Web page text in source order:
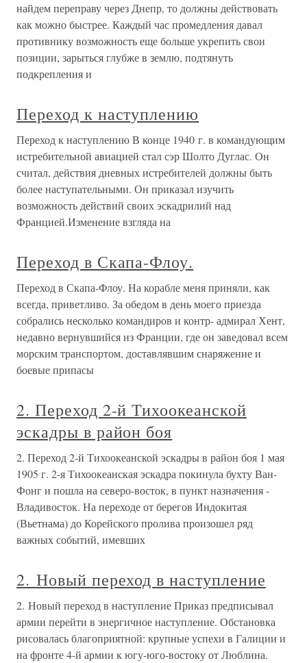
найдем переправу через Днепр, то должны действовать
как можно быстрее. Каждый час промедления давал
противнику возможность еще больше укрепить свои
позиции, зарыться глубже в землю, подтянуть
подкрепления и
Переход к наступлению
Переход к наступлению В конце 1940 г. в командующим
истребительной авиацией стал сэр Шолто Дуглас. Он
считал, действия дневных истребителей должны быть
более наступательными. Он приказал изучить
возможность действий своих эскадрилий над
Францией.Изменение взгляда на
Переход в Скапа-Флоу.
Переход в Скапа-Флоу. На корабле меня приняли, как
всегда, приветливо. За обедом в день моего приезда
собрались несколько командиров и контр- адмирал Хент,
недавно вернувшийся из Франции, где он заведовал всем
морским транспортом, доставлявшим снаряжение и
боевые припасы
2. Переход 2-й Тихоокеанской
эскадры в район боя
2. Переход 2-й Тихоокеанской эскадры в район боя 1 мая
1905 г. 2-я Тихоокеанская эскадра покинула бухту Ван-
Фонг и пошла на северо-восток, в пункт назначения -
Владивосток. На переходе от берегов Индокитая
(Вьетнама) до Корейского пролива произошел ряд
важных событий, имевших
2. Новый переход в наступление
2. Новый переход в наступление Приказ предписывал
армии перейти в энергичное наступление. Обстановка
рисовалась благоприятной: крупные успехи в Галиции и
на фронте 4-й армии к югу-юго-востоку от Люблина.